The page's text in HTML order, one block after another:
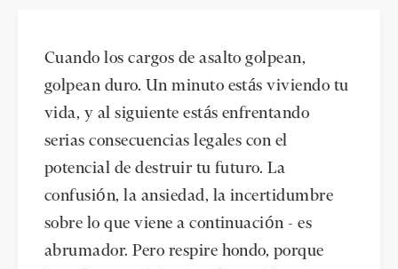
Cuando los cargos de asalto golpean,
golpean duro. Un minuto estás viviendo tu
vida, y al siguiente estás enfrentando
serias consecuencias legales con el
potencial de destruir tu futuro. La
confusión, la ansiedad, la incertidumbre
sobre lo que viene a continuación - es
abrumador. Pero respire hondo, porque